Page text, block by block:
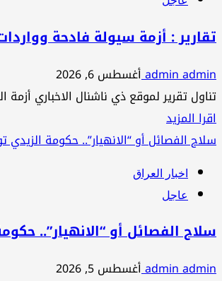
يقف
عند
الجميلي
ويتخاذل..
انتهاء
المهلة
“المقاومة
الإسلامية”
تكثف
اجتماعاتها
..
فهل
تضع
الزيدي
زاوية
تقارير : أزمة سيولة فادحة وواردات
admin adminأغسطس 6, 2026
تناول تقرير لموقع ذي ناشنال الاخباري أزمة
اقرا المزيداقرأ
المزيد
تقارير
:
أزمة
فادحة
سلاح الفصائل أو “الانهيار”.. حكومة
اخبار العراق
عاجل
سلاح الفصائل أو “الانهيار”..
admin adminأغسطس 5, 2026